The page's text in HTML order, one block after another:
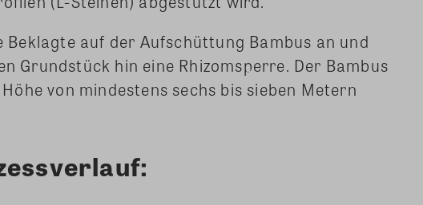
auf der Aufschüttung Bambus an und
Grundstück hin eine Rhizomsperre. Der Bambus
von mindestens sechs bis sieben Metern